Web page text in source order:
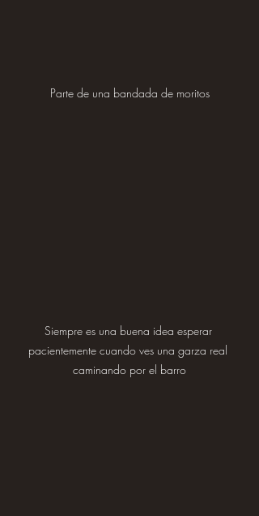
Parte de una bandada de moritos
Siempre es una buena idea esperar
pacientemente cuando ves una garza real
caminando por el barro